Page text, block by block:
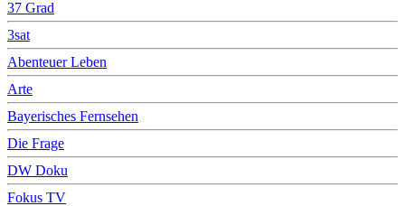
37 Grad
3sat
Abenteuer Leben
Arte
Bayerisches Fernsehen
Die Frage
DW Doku
Fokus TV